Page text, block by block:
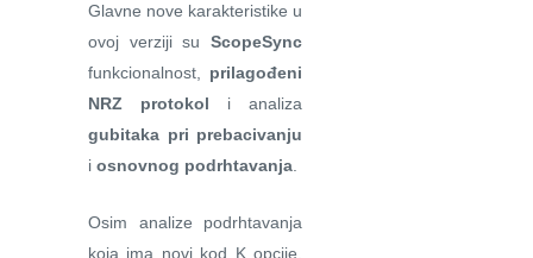
Glavne nove karakteristike u
ovoj verziji su ScopeSync
funkcionalnost, prilagođeni
NRZ protokol i analiza
gubitaka pri prebacivanju
i osnovnog podrhtavanja
Osim analize podrhtavanja
koja ima novi kod K opcije,